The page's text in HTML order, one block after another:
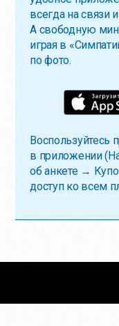
всегда на связи
А свободную
играя в
по фото.
Воспользуйтесь
в приложении
об анкете →
доступ ко всем